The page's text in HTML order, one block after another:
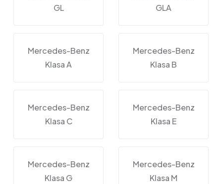
GL
GLA
Mercedes-Benz
Klasa A
Mercedes-Benz
Klasa B
Mercedes-Benz
Klasa C
Mercedes-Benz
Klasa E
Mercedes-Benz
Klasa G
Mercedes-Benz
Klasa M